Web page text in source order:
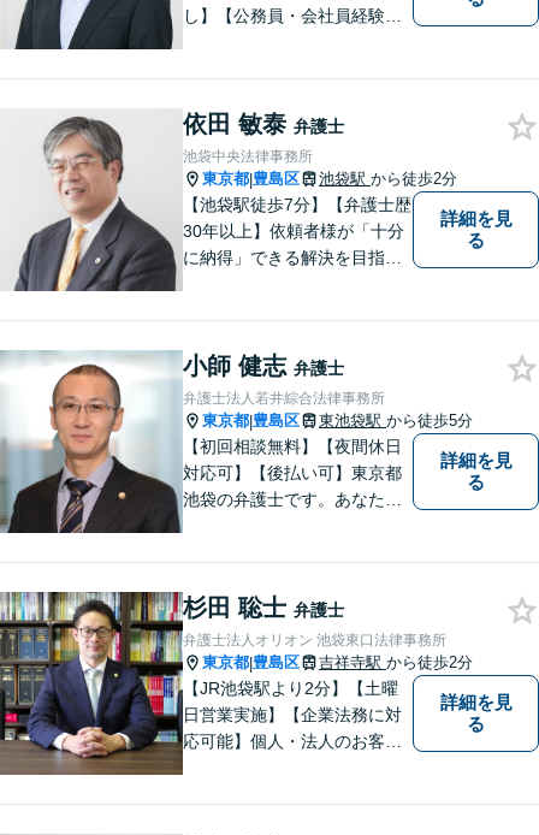
し】【公務員・会社員経験あ
産、離婚、労働、借金トラブ
ルならお任せください。【企
業側にも対応】【池袋駅5分】
依田 敏泰 弁護士
池袋中央法律事務所
東京都|豊島区 池袋駅 から徒歩2分
【池袋駅徒歩7分】【弁護士歴
30年以上】依頼者様が「十分
に納得」できる解決を目指し
離婚に伴い派生して生ずる各
種の問題（慰謝料、養育費、
面会交流等）に対応
詳細を見
る
小師 健志 弁護士
弁護士法人若井綜合法律事務所
東京都|豊島区 東池袋駅 から徒歩5分
【初回相談無料】【夜間休日
対応可】【後払い可】東京都
池袋の弁護士です。あなたに
談ください。
詳細を見
る
杉田 聡士 弁護士
弁護士法人オリオン 池袋東口法律事務所
東京都|豊島区 吉祥寺駅 から徒歩2分
【JR池袋駅より2分】【土曜
日営業実施】【企業法務に対
応可能】個人・法人のお客様
詳細を見
る